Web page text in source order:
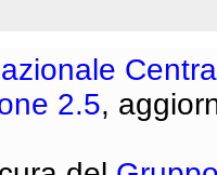
2.5,